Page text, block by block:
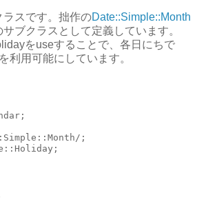
ラスです。拙作のDate::Simple::Month
ブクラスとして定義しています。
をuseすることで、各日にちで
利用可能にしています。
;